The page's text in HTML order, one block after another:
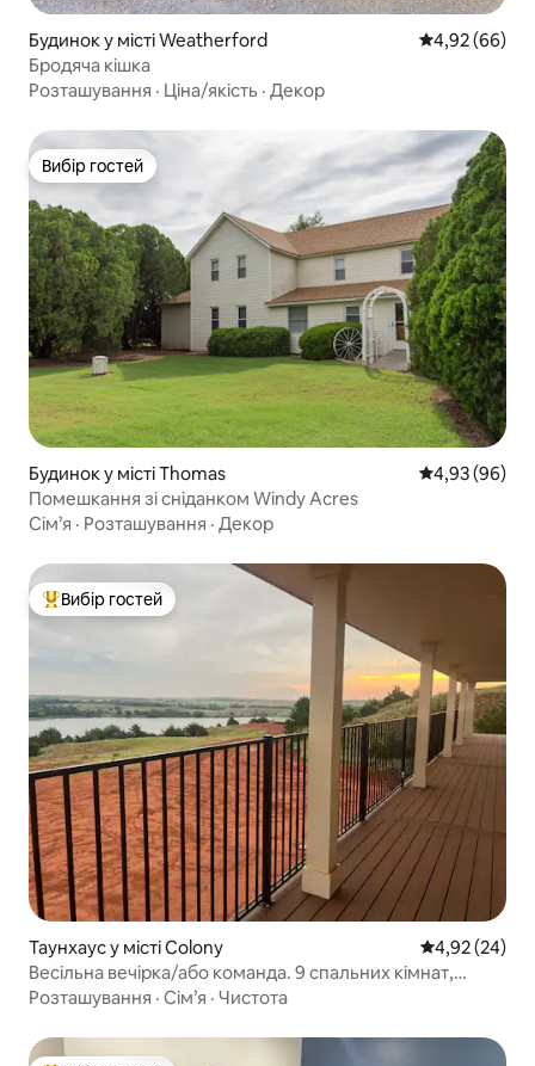
Будинок у місті Weatherford Середня
4,92 (66)
Бродяча кішка
Розташування · Ціна/якість · Декор
Вибір гостей
Вибір гостей
Будинок у місті Thomas Середня
4,93 (96)
Помешкання зі сніданком Windy Acres
Сім’я · Розташування · Декор
Топ вибір гостей
Вибір гостей
Таунхаус у місті Colony Середня
4,92 (24)
Весільна вечірка/або команда. 9 спальних кімнат,
6,5 ванних кімнат
Розташування · Сім’я · Чистота